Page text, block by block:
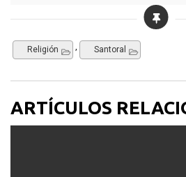
Religión Santoral
ARTÍCULOS